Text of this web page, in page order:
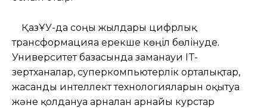
ҚазҰУ-да соңғы жылдары цифрлық
трансформацияға ерекше көңіл бөлінуде.
Университет базасында заманауи IT-
зертханалар, суперкомпьютерлік орталықтар,
жасанды интеллект технологияларын оқытуға
және қолдануға арналған арнайы курстар